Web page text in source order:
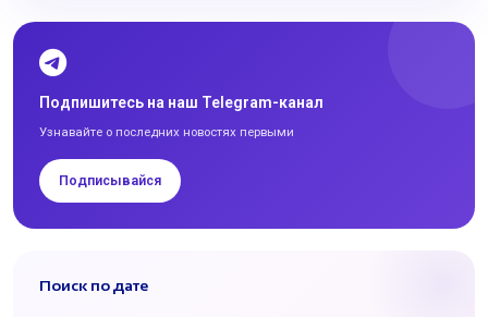
Подпишитесь на наш Telegram-канал
Узнавайте о последних новостях первыми
Подписывайся
Поиск по дате